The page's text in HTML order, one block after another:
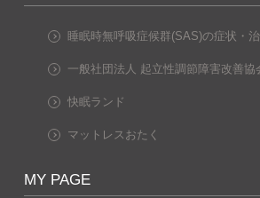
睡眠時無呼吸症候群(SAS)の症状・
一般社団法人 起立性調節障害改善協
快眠ランド
マットレスおたく
MY PAGE